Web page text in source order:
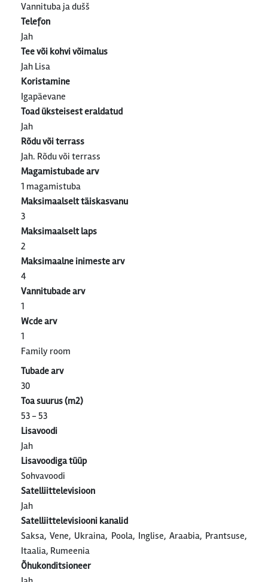
Vannituba ja dušš
Telefon
Jah
Tee või kohvi võimalus
Jah Lisa
Koristamine
Igapäevane
Toad üksteisest eraldatud
Jah
Rõdu või terrass
Jah. Rõdu või terrass
Magamistubade arv
1 magamistuba
Maksimaalselt täiskasvanu
3
Maksimaalselt laps
2
Maksimaalne inimeste arv
4
Vannitubade arv
1
Wcde arv
1
Family room
Tubade arv
30
Toa suurus (m2)
53 - 53
Lisavoodi
Jah
Lisavoodiga tüüp
Sohvavoodi
Satelliittelevisioon
Jah
Satelliittelevisiooni kanalid
Saksa, Vene, Ukraina, Poola, Inglise, Araabia, Prantsuse,
Itaalia, Rumeenia
Õhukonditsioneer